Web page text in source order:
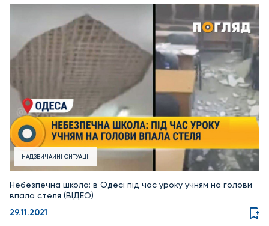
НАДЗВИЧАЙНІ СИТУАЦІЇ
Небезпечна школа: в Одесі під час уроку учням на голови
впала стеля (ВІДЕО)
29.11.2021